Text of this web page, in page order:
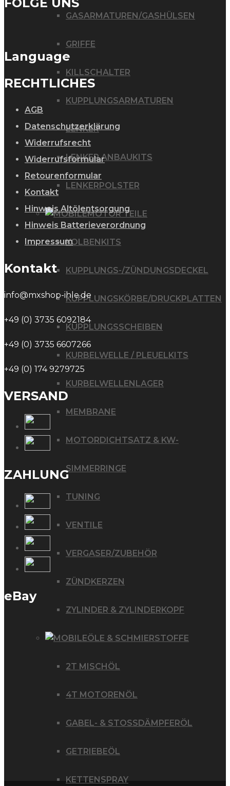
GASARMATUREN/GASHÜLSEN
GRIFFE
KILLSCHALTER
KUPPLUNGSARMATUREN
LENKER
LENKER ANBAUKITS
LENKERPOLSTER
MOTOR TEILE
KOLBENKITS
KUPPLUNGS-/ZÜNDUNGSDECKEL
KUPPLUNGSKÖRBE/DRUCKPLATTEN
KUPPLUNGSSCHEIBEN
KURBELWELLE / PLEUELKITS
KURBELWELLENLAGER
MEMBRANE
MOTORDICHTSATZ & KW-
SIMMERRINGE
TUNING
VENTILE
VERGASER/ZUBEHÖR
ZÜNDKERZEN
ZYLINDER & ZYLINDERKOPF
ÖLE & SCHMIERSTOFFE
2T MISCHÖL
4T MOTORENÖL
GABEL- & STOSSDÄMPFERÖL
GETRIEBEÖL
KETTENSPRAY
Language
RECHTLICHES
AGB
Datenschutzerklärung
Widerrufsrecht
Widerrufsformular
Retourenformular
Kontakt
Hinweis Altölentsorgung
Hinweis Batterieverordnung
Impressum
Kontakt
info@mxshop-ihle.de
+49 (0) 3735 6092184
+49 (0) 3735 6607266
+49 (0) 174 9279725
VERSAND
ZAHLUNG
eBay